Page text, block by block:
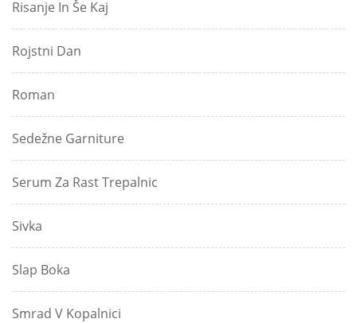
Risanje In Še Kaj
Rojstni Dan
Roman
Sedežne Garniture
Serum Za Rast Trepalnic
Sivka
Slap Boka
Smrad V Kopalnici